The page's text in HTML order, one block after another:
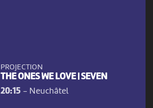
PROJECTION
THE ONES WE LOVE | SEVEN
20:15 - Neuchâtel